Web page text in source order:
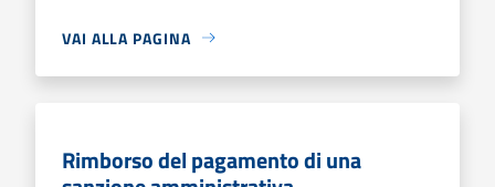
VAI ALLA PAGINA
Rimborso del pagamento di una